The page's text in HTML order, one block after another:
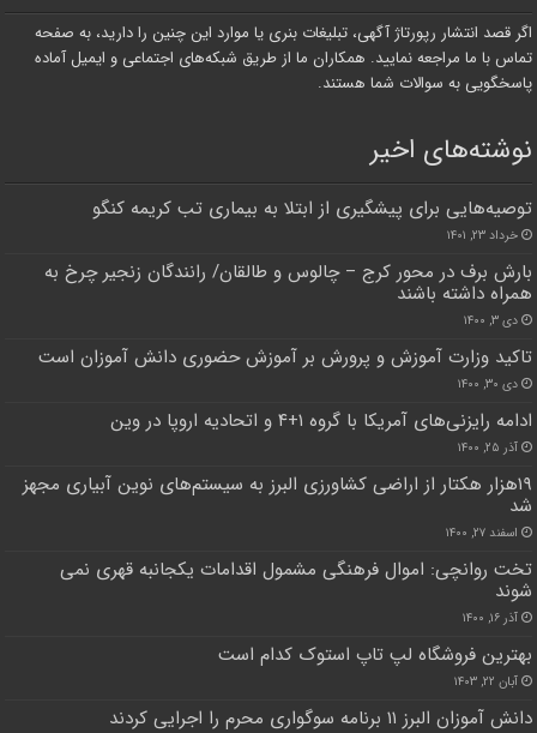
اگر قصد انتشار رپورتاژ آگهی، تبلیغات بنری یا موارد این چنین را دارید، به صفحه
تماس با ما مراجعه نمایید. همکاران ما از طریق شبکه‌های اجتماعی و ایمیل آماده
پاسخگویی به سوالات شما هستند.
نوشته‌های اخیر
توصیه‌هایی برای پیشگیری از ابتلا به بیماری تب کریمه کنگو
خرداد ۲۳, ۱۴۰۱
بارش برف در محور کرج – چالوس و طالقان/ رانندگان زنجیر چرخ به
همراه داشته باشند
دی ۳, ۱۴۰۰
تاکید وزارت آموزش و پرورش بر آموزش حضوری دانش آموزان است
دی ۳۰, ۱۴۰۰
ادامه رایزنی‌های آمریکا با گروه ۱+۴ و اتحادیه اروپا در وین
آذر ۲۵, ۱۴۰۰
۱۹هزار هکتار از اراضی کشاورزی البرز به سیستم‌های نوین آبیاری مجهز
شد
اسفند ۲۷, ۱۴۰۰
تخت روانچی: اموال فرهنگی مشمول اقدامات یکجانبه قهری نمی
شوند
آذر ۱۶, ۱۴۰۰
بهترین فروشگاه لپ تاپ استوک کدام است
آبان ۲۲, ۱۴۰۳
دانش آموزان البرز ۱۱ برنامه سوگواری محرم را اجرایی کردند